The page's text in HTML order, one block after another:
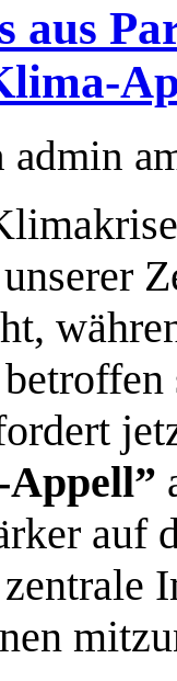
aus
admin
auf